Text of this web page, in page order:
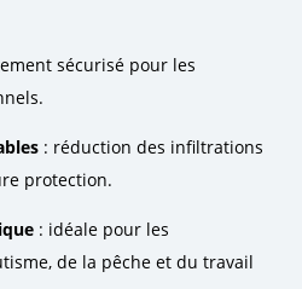
sécurisé pour les
: réduction des infiltrations
protection.
: idéale pour les
de la pêche et du travail